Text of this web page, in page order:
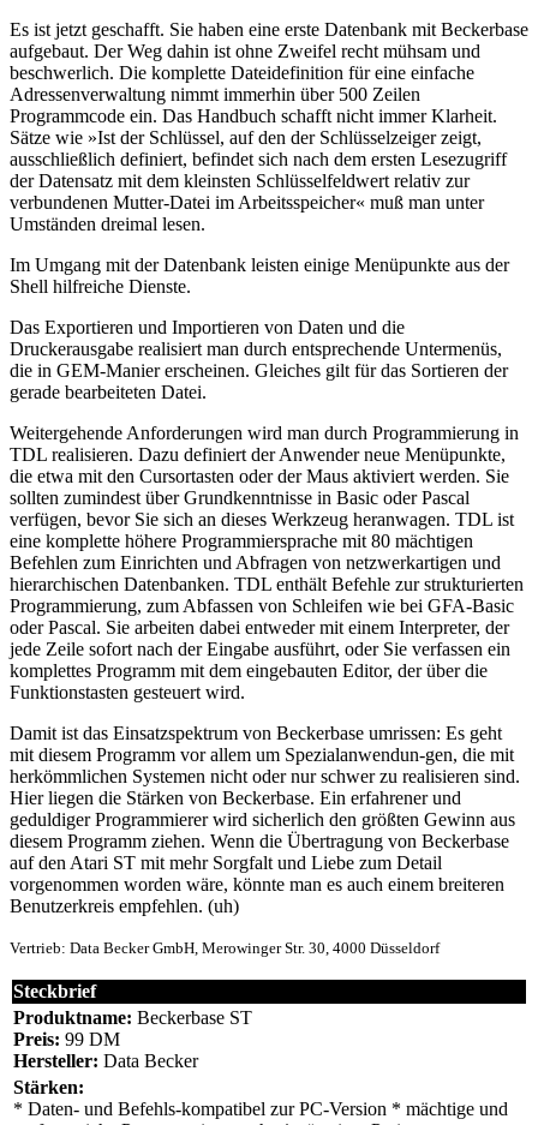
Es ist jetzt geschafft. Sie haben eine erste Datenbank mit Beckerbase
aufgebaut. Der Weg dahin ist ohne Zweifel recht mühsam und
beschwerlich. Die komplette Dateidefinition für eine einfache
Adressenverwaltung nimmt immerhin über 500 Zeilen
Programmcode ein. Das Handbuch schafft nicht immer Klarheit.
Sätze wie »Ist der Schlüssel, auf den der Schlüsselzeiger zeigt,
ausschließlich definiert, befindet sich nach dem ersten Lesezugriff
der Datensatz mit dem kleinsten Schlüsselfeldwert relativ zur
verbundenen Mutter-Datei im Arbeitsspeicher« muß man unter
Umständen dreimal lesen.
Im Umgang mit der Datenbank leisten einige Menüpunkte aus der
Shell hilfreiche Dienste.
Das Exportieren und Importieren von Daten und die
Druckerausgabe realisiert man durch entsprechende Untermenüs,
die in GEM-Manier erscheinen. Gleiches gilt für das Sortieren der
gerade bearbeiteten Datei.
Weitergehende Anforderungen wird man durch Programmierung in
TDL realisieren. Dazu definiert der Anwender neue Menüpunkte,
die etwa mit den Cursortasten oder der Maus aktiviert werden. Sie
sollten zumindest über Grundkenntnisse in Basic oder Pascal
verfügen, bevor Sie sich an dieses Werkzeug heranwagen. TDL ist
eine komplette höhere Programmiersprache mit 80 mächtigen
Befehlen zum Einrichten und Abfragen von netzwerkartigen und
hierarchischen Datenbanken. TDL enthält Befehle zur strukturierten
Programmierung, zum Abfassen von Schleifen wie bei GFA-Basic
oder Pascal. Sie arbeiten dabei entweder mit einem Interpreter, der
jede Zeile sofort nach der Eingabe ausführt, oder Sie verfassen ein
komplettes Programm mit dem eingebauten Editor, der über die
Funktionstasten gesteuert wird.
Damit ist das Einsatzspektrum von Beckerbase umrissen: Es geht
mit diesem Programm vor allem um Spezialanwendun-gen, die mit
herkömmlichen Systemen nicht oder nur schwer zu realisieren sind.
Hier liegen die Stärken von Beckerbase. Ein erfahrener und
geduldiger Programmierer wird sicherlich den größten Gewinn aus
diesem Programm ziehen. Wenn die Übertragung von Beckerbase
auf den Atari ST mit mehr Sorgfalt und Liebe zum Detail
vorgenommen worden wäre, könnte man es auch einem breiteren
Benutzerkreis empfehlen. (uh)
Vertrieb: Data Becker GmbH, Merowinger Str. 30, 4000 Düsseldorf
Steckbrief
Produktname: Beckerbase ST
Preis: 99 DM
Hersteller: Data Becker
Stärken:
* Daten- und Befehls-kompatibel zur PC-Version * mächtige und